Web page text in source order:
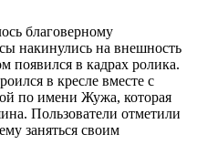
благоверному
накинулись на внешность
появился в кадрах ролика.
в кресле вместе с
по имени Жужа, которая
Пользователи отметили
заняться своим